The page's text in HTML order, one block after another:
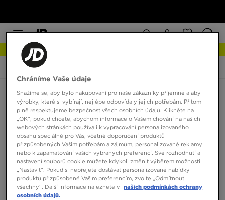
JD Sports adidas Forum
adidas Forum
0 produktů
Seřadit:Doporučené Filtrovat
Chráníme Vaše údaje
Snažíme se, aby bylo nakupování pro naše zákazníky příjemné a aby
výrobky, které si vybírají, nejlépe odpovídaly jejich potřebám. Přitom
plně respektujeme bezpečnost všech osobních údajů. Klikněte na
„OK“, pokud chcete, abychom informace o Vašem chování na našich
webových stránkách používali k vypracování personalizovaného
obsahu speciálně pro Vás, včetně doporučení produktů
přizpůsobených Vašim potřebám a zájmům, personalizované reklamy
nebo k zapamatování vašich vybraných preferencí. Své rozhodnutí a
nastavení souborů cookie můžete kdykoli změnit výběrem možnosti
„Nastavit“. Pokud si nepřejete dostávat personalizované nabídky
produktů přizpůsobené Vašim preferencím, zvolte „Odmítnout
všechny“. Další informace naleznete v našich podmínkách ochrany
osobních údajů.